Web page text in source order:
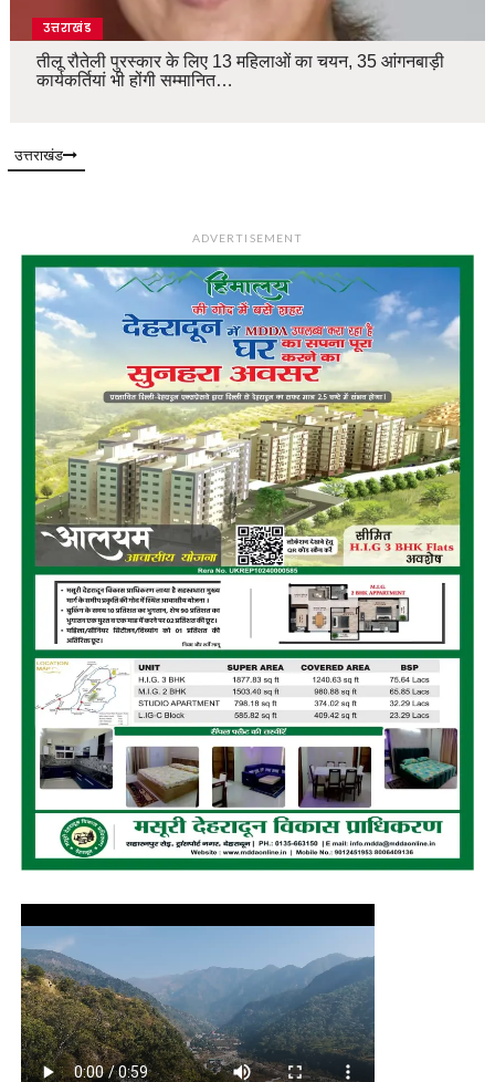
उत्तराखंड
तीलू रौतेली पुरस्कार के लिए 13 महिलाओं का चयन, 35 आंगनबाड़ी
कार्यकर्तियां भी होंगी सम्मानित…
उत्तराखंड
ADVERTISEMENT